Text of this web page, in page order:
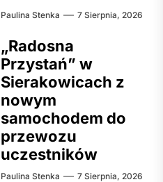
Paulina Stenka 7 Sierpnia, 2026
„Radosna
Przystań” w
Sierakowicach z
nowym
samochodem do
przewozu
uczestników
Paulina Stenka 7 Sierpnia, 2026